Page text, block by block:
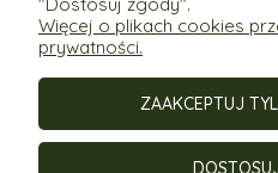
Płatności
Więcej o plikach cookies
prywatności.
ZAAKCEPTUJ